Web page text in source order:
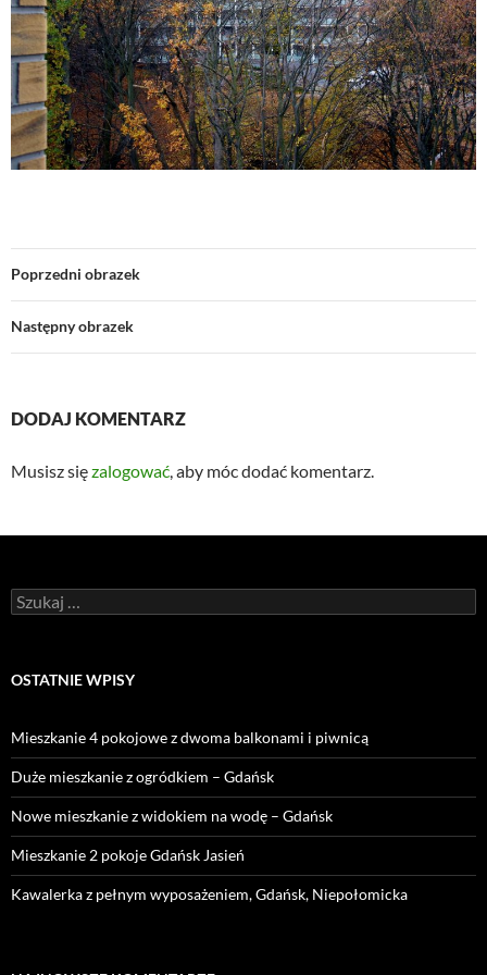
Poprzedni obrazek
Następny obrazek
DODAJ KOMENTARZ
Musisz sięzalogować, aby móc dodać komentarz.
Szukaj:
OSTATNIE WPISY
Mieszkanie 4 pokojowe z dwoma balkonami i piwnicą
Duże mieszkanie z ogródkiem – Gdańsk
Nowe mieszkanie z widokiem na wodę – Gdańsk
Mieszkanie 2 pokoje Gdańsk Jasień
Kawalerka z pełnym wyposażeniem, Gdańsk, Niepołomicka